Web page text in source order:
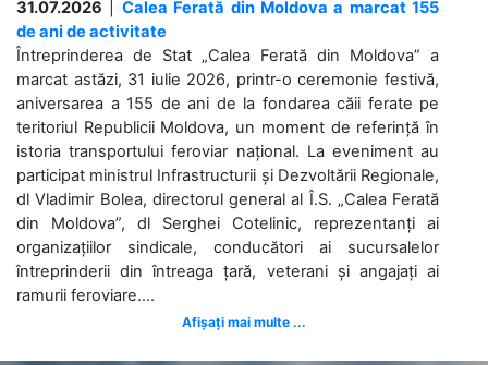
31.07.2026
Calea Ferată din Moldova a marcat 155
de ani de activitate
Întreprinderea de Stat „Calea Ferată din Moldova” a
marcat astăzi, 31 iulie 2026, printr-o ceremonie festivă,
aniversarea a 155 de ani de la fondarea căii ferate pe
teritoriul Republicii Moldova, un moment de referință în
istoria transportului feroviar național. La eveniment au
participat ministrul Infrastructurii și Dezvoltării Regionale,
dl Vladimir Bolea, directorul general al Î.S. „Calea Ferată
din Moldova”, dl Serghei Cotelinic, reprezentanți ai
organizațiilor sindicale, conducători ai sucursalelor
întreprinderii din întreaga țară, veterani și angajați ai
ramurii feroviare....
Afișați mai multe ...